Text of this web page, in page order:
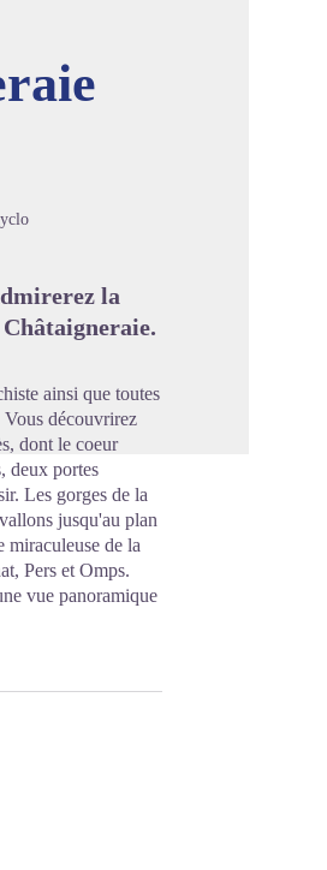
la
ainsi que toutes
Vous découvrirez
dont le coeur
deux portes
Les gorges de la
jusqu'au plan
miraculeuse de la
Pers et Omps.
vue panoramique